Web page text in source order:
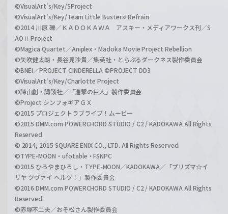
©VisualArt's/Key/SProject
©VisualArt's/Key/Team Little Busters! Refrain
©2014 川原 礫／ＫＡＤＯＫＡＷＡ アスキー・メディアワークス刊／S
AOⅡ Project
©Magica Quartet／Aniplex・Madoka Movie Project Rebellion
©矢吹健太朗・長谷見沙貴／集英社・とらぶるダークネス製作委員会
©BNEI／PROJECT CINDERELLA ©PROJECT DD3
©VisualArt's/Key/Charlotte Project
©諫山創・講談社／「進撃の巨人」製作委員会
©Project シンフォギアＧＸ
©2015 プロジェクトラブライブ！ムービー
©2015 DMM.com POWERCHORD STUDIO / C2 / KADOKAWA All Rights
Reserved.
© 2014, 2015 SQUARE ENIX CO., LTD. All Rights Reserved.
©TYPE-MOON・ufotable・FSNPC
©2015 ひろやまひろし・TYPE-MOON／KADOKAWA／「プリズマ☆イ
リヤ ツヴァイ ヘルツ！」製作委員会
©2016 DMM.com POWERCHORD STUDIO / C2 / KADOKAWA All Rights
Reserved.
©赤塚不二夫／おそ松さん製作委員会